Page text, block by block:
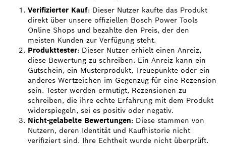
Verifizierter Kauf: Dieser Nutzer kaufte das Produkt
direkt über unsere offiziellen Bosch Power Tools
Online Shops und bezahlte den Preis, der den
meisten Kunden zur Verfügung steht.
Produkttester: Dieser Nutzer erhielt einen Anreiz,
diese Bewertung zu schreiben. Ein Anreiz kann ein
Gutschein, ein Musterprodukt, Treuepunkte oder ein
anderes Wertzeichen im Gegenzug für eine Rezension
sein. Tester werden ermutigt, Rezensionen zu
schreiben, die ihre echte Erfahrung mit dem Produkt
widerspiegeln, sei es positiv oder negativ.
Nicht-gelabelte Bewertungen: Diese stammen von
Nutzern, deren Identität und Kaufhistorie nicht
verifiziert sind. Ihre Echtheit wurde nicht überprüft.